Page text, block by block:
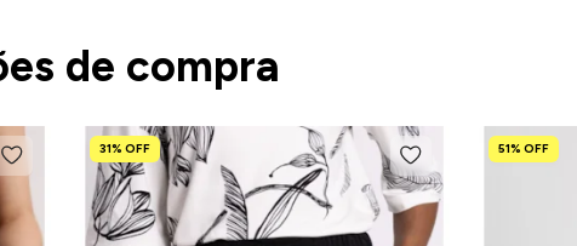
de compra
31% OFF 51% OFF